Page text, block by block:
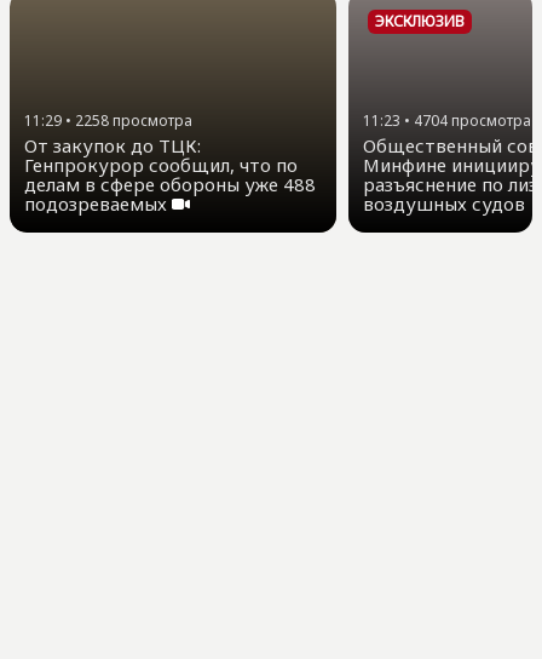
11:29 • 2258просмотра
От закупок до ТЦК:
Генпрокурор сообщил, что по
делам в сфере обороны уже 488
подозреваемых
ЭКСКЛЮЗИВ
11:23 • 4704 просмотра
Общественный
Минфине
разъяснение по
воздушных судов